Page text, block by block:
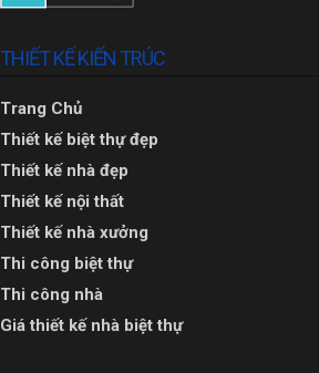
THIẾT KẾ KIẾN TRÚC
Trang Chủ
Thiết kế biệt thự đẹp
Thiết kế nhà đẹp
Thiết kế nội thất
Thiết kế nhà xưởng
Thi công biệt thự
Thi công nhà
Giá thiết kế nhà biệt thự